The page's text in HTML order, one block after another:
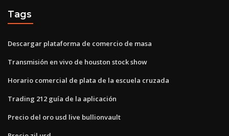
Tags
Descargar plataforma de comercio de masa
Transmisión en vivo de houston stock show
Horario comercial de plata de la escuela cruzada
Trading 212 guía de la aplicación
Precio del oro usd live bullionvault